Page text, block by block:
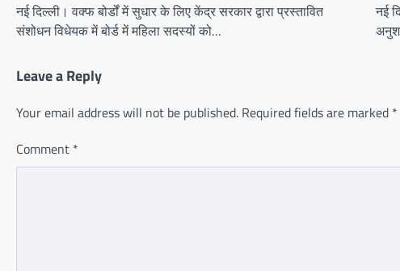
नई दिल्ली। वक्फ बोर्डों में सुधार के लिए केंद्र सरकार द्वारा प्रस्तावित
संशोधन विधेयक में बोर्ड में महिला सदस्यों को…
नई
Leave a Reply
Your email address will not be published. Required fields are marked *
Comment *